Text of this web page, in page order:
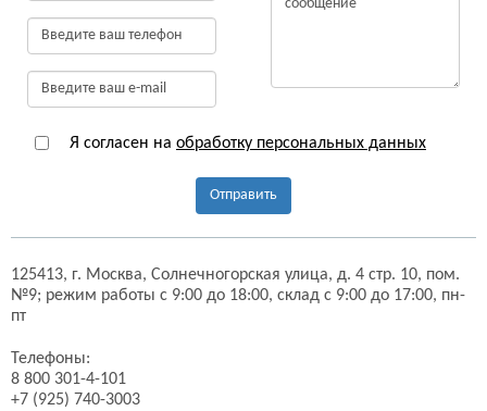
Я согласен на обработку персональных данных
Отправить
125413, г. Москва, Солнечногорская улица, д. 4 стр. 10, пом.
№9; режим работы с 9:00 до 18:00, склад с 9:00 до 17:00, пн-
пт
Телефоны:
8 800 301-4-101
+7 (925) 740-3003